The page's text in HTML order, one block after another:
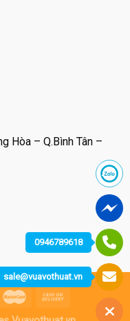
Hòa – Q.Bình Tân –
0946789618
sale@vuavothuat.vn